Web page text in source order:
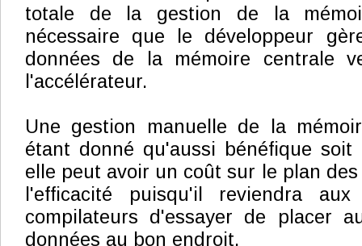
totale de la gestion de la
nécessaire que le développeur
données de la mémoire centrale
l'accélérateur.
Une gestion manuelle de la
étant donné qu'aussi bénéfique soit
elle peut avoir un coût sur le plan
l'efficacité puisqu'il reviendra
compilateurs d'essayer de placer
données au bon endroit.